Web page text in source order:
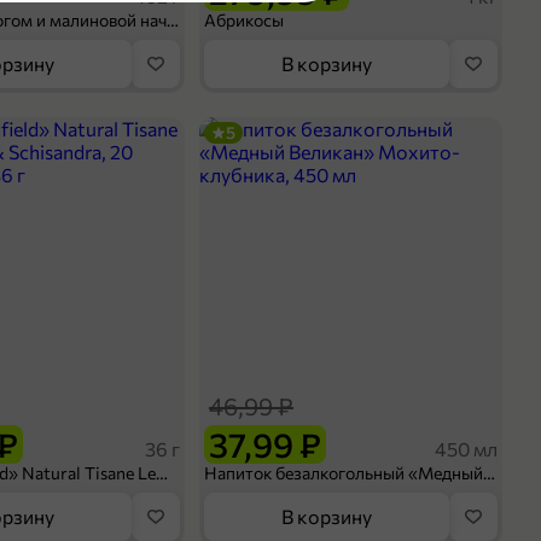
Шосон с творогом и малиновой начинкой, 102 г Абрикосы
В корзину
36 г
Чай «Greenfield» Natural Tisane Lemongrass & Schisandra, 20 пирамидок, 36 г
37,99 ₽
46,99 ₽
450 мл
Напиток безалкогольный «Медный Великан» Мохито-клубника, 450 мл
5
В корзину